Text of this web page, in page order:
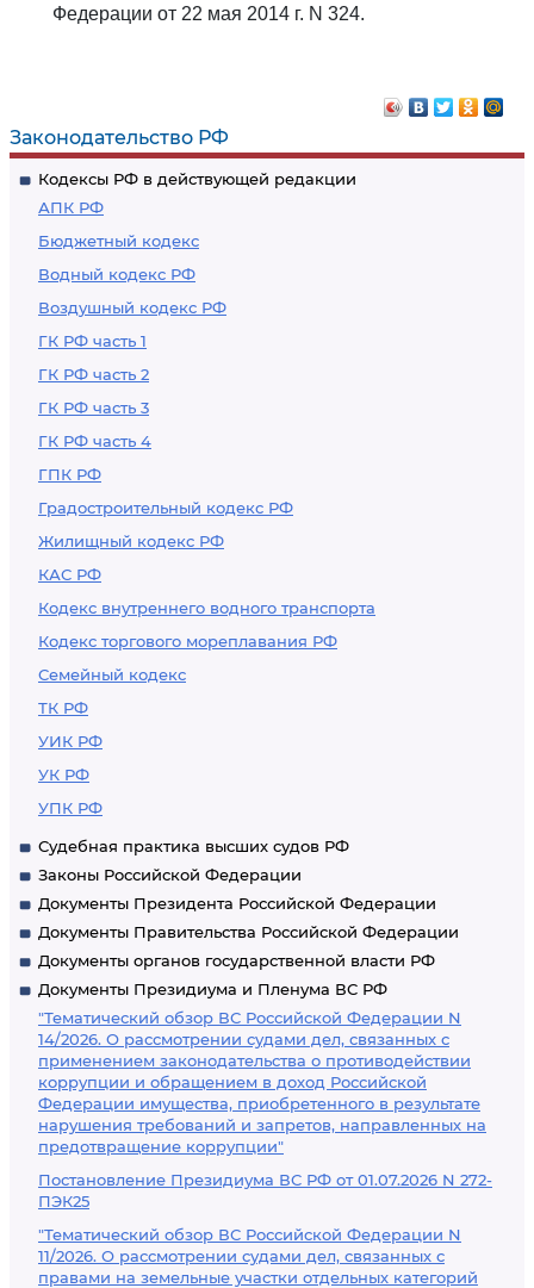
Законодательство РФ
Кодексы РФ в действующей редакции
АПК РФ
Бюджетный кодекс
Водный кодекс РФ
Воздушный кодекс РФ
ГК РФ часть 1
ГК РФ часть 2
ГК РФ часть 3
ГК РФ часть 4
ГПК РФ
Градостроительный кодекс РФ
Жилищный кодекс РФ
КАС РФ
Кодекс внутреннего водного транспорта
Кодекс торгового мореплавания РФ
Семейный кодекс
ТК РФ
УИК РФ
УК РФ
УПК РФ
Судебная практика высших судов РФ
Законы Российской Федерации
Документы Президента Российской Федерации
Документы Правительства Российской Федерации
Документы органов государственной власти РФ
Документы Президиума и Пленума ВС РФ
"Тематический обзор ВС Российской Федерации N
14/2026. О рассмотрении судами дел, связанных с
применением законодательства о противодействии
коррупции и обращением в доход Российской
Федерации имущества, приобретенного в результате
нарушения требований и запретов, направленных на
предотвращение коррупции"
Постановление Президиума ВС РФ от 01.07.2026 N 272-
ПЭК25
"Тематический обзор ВС Российской Федерации N
11/2026. О рассмотрении судами дел, связанных с
правами на земельные участки отдельных категорий
Федерации от 22 мая 2014 г. N 324.